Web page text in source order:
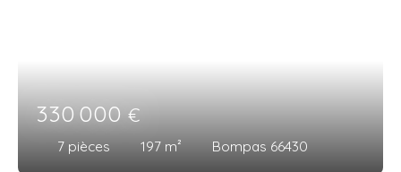
330 000€
7 pièces 197 m² Bompas 66430